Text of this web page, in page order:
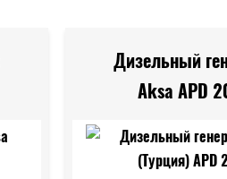
Дизельный
Aksa APD